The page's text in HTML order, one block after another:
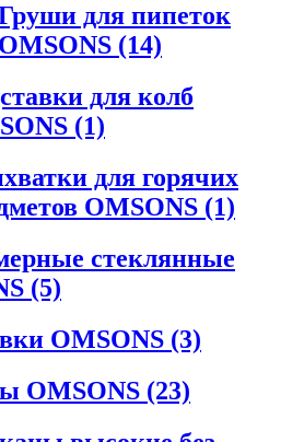
для пипеток
OMSONS (14)
для колб
(1)
для горячих
OMSONS (1)
стеклянные
(5)
OMSONS (3)
OMSONS (23)